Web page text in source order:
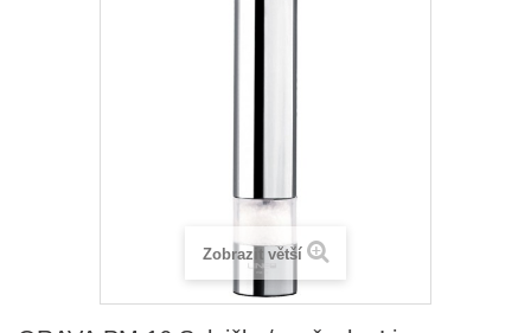
Zobrazit větší